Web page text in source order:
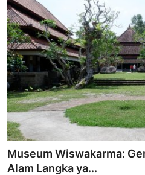
Museum Wiswakarma:
Alam Langka ya...